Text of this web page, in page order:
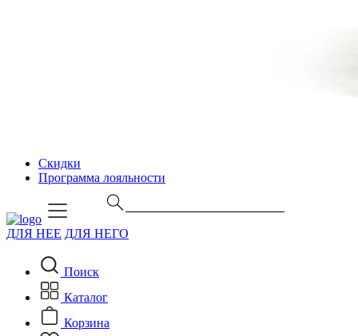
Скидки
Программа лояльности
ДЛЯ НЕЕ ДЛЯ НЕГО
Поиск
Каталог
Корзина